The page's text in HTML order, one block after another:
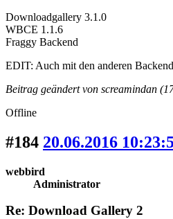
Downloadgallery 3.1.0
WBCE 1.1.6
Fraggy Backend
EDIT: Auch mit den anderen
Beitrag geändert von screamindan
Offline
#184 20.06.2016
webbird
Administrator
Re: Download Gallery 2